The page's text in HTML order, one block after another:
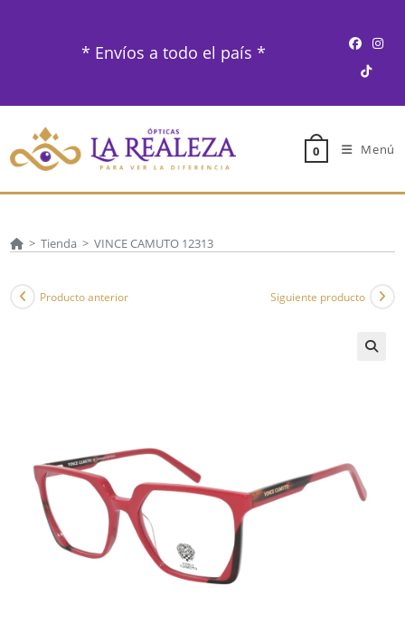
* Envíos a todo el país *
0 Menú
> Tienda > VINCE CAMUTO 12313
Producto anterior Siguiente producto